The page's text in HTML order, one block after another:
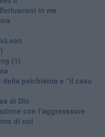
in me
(1)
psichiatria e “il caso
di Dio
con l’aggresssore
di noi